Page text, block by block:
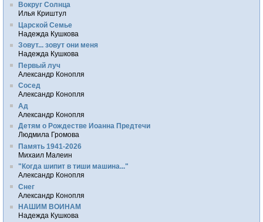
Вокруг Солнца
Илья Криштул
Царской Семье
Надежда Кушкова
Зовут... зовут они меня
Надежда Кушкова
Первый луч
Александр Конопля
Сосед
Александр Конопля
Ад
Александр Конопля
Детям о Рождестве Иоанна Предтечи
Людмила Громова
Память 1941-2026
Михаил Малеин
"Когда шипит в тиши машина..."
Александр Конопля
Снег
Александр Конопля
НАШИМ ВОИНАМ
Надежда Кушкова